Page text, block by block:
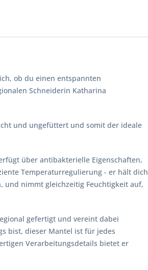
ob du einen entspannten
Schneiderin Katharina
und ungefüttert und somit der ideale
über antibakterielle Eigenschaften,
Temperaturregulierung - er hält dich
und nimmt gleichzeitig Feuchtigkeit auf,
gefertigt und vereint dabei
bist, dieser Mantel ist für jedes
Verarbeitungsdetails bietet er